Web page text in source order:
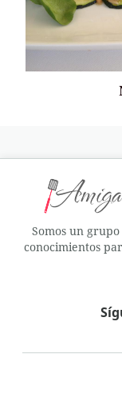
Somos un
conocimientos